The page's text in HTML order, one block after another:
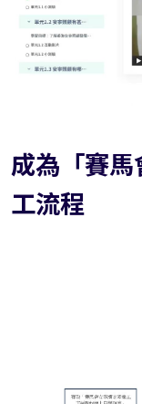
成為「賽
工流程